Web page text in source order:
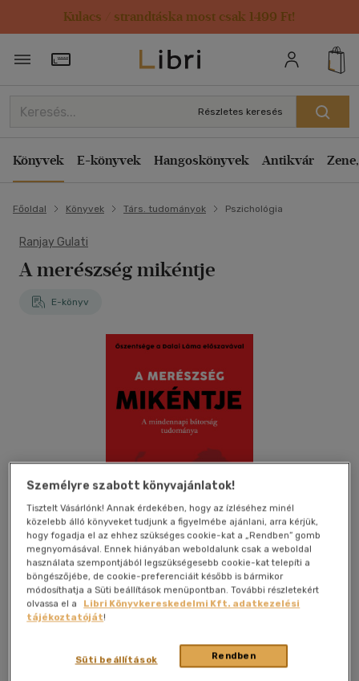
Kulacs / strandtáska most csak 1499 Ft!
Törzsvásárlói Kártya adatai
Részletes keresés
Könyvek E-könyvek Hangoskönyvek Antikvár
Főoldal Könyvek Társ. tudományok Pszichológia
Ranjay Gulati
A merészség mikéntje
E-könyv
Beleolvasok Kívánságlistához adom Megosztom
Hvg Könyvek|2026|magyar nyelvű
Személyre szabott könyvajánlatok!
Tisztelt Vásárlónk! Annak érdekében, hogy az ízléséhez minél
közelebb álló könyveket tudjunk a figyelmébe ajánlani, arra kérjük,
hogy fogadja el az ehhez szükséges cookie-kat a „Rendben” gomb
megnyomásával. Ennek hiányában weboldalunk csak a weboldal
használata szempontjából legszükségesebb cookie-kat telepíti a
böngészőjébe, de cookie-preferenciáit később is bármikor
módosíthatja a Süti beállítások menüpontban. További részletekért
olvassa el a
Libri Könyvkereskedelmi Kft. adatkezelési
tájékoztatóját!
Rendben
Süti beállítások